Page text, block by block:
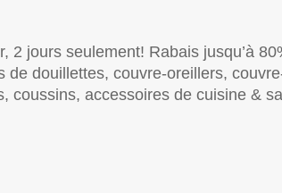
2 jours seulement! Rabais jusqu’à
de douillettes, couvre-oreillers,
coussins, accessoires de cuisine &